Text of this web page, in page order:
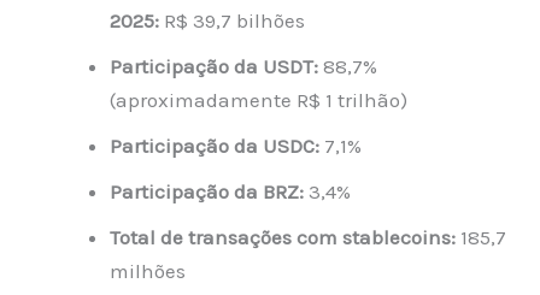
2025: R$ 39,7 bilhões
Participação da USDT: 88,7%
(aproximadamente R$ 1 trilhão)
Participação da USDC: 7,1%
Participação da BRZ: 3,4%
Total de transações com stablecoins: 185,7
milhões